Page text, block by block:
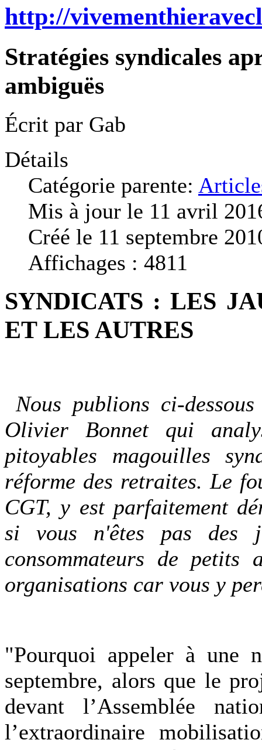
http://
Stratégies syndicales
ambiguës
Écrit par Gab
Détails
Catégorie parente:
Mis à jour le 11 avril
Créé le 11 septembre
Affichages : 4811
SYNDICATS : LES
ET LES AUTRES
Nous publions ci-
Olivier Bonnet qui
pitoyables magouilles
réforme des retraites. Le
CGT, y est parfaitement
si vous n'êtes pas des
consommateurs de petits
organisations car vous y
"Pourquoi appeler à une
septembre, alors que le
devant l’Assemblée
l’extraordinaire